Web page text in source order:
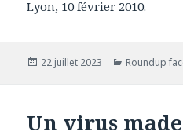
Lyon, 10 février 2010.
Publié
22 juillet 2023 Catégories
Roundup
Un virus